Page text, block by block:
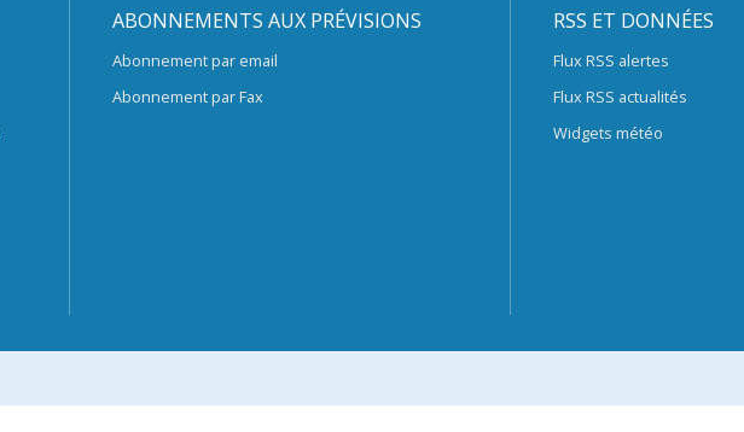
ABONNEMENTS AUX PRÉVISIONS
Abonnement par email
Abonnement par Fax
RSS ET DONNÉES
Flux RSS alertes
Flux RSS actualités
Widgets météo